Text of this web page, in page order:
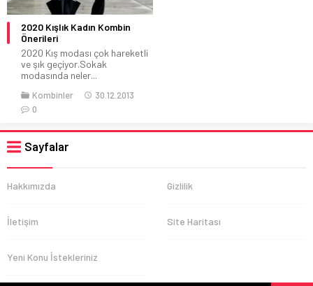
2020 Kışlık Kadın Kombin
Önerileri
2020 Kış modası çok hareketli
ve şık geçiyor.Sokak
modasında neler...
Kombinler
30.12.2013
0
Sayfalar
Hakkımızda Gizlilik
İletişim Site Haritası
Yeni Konu İstekleriniz